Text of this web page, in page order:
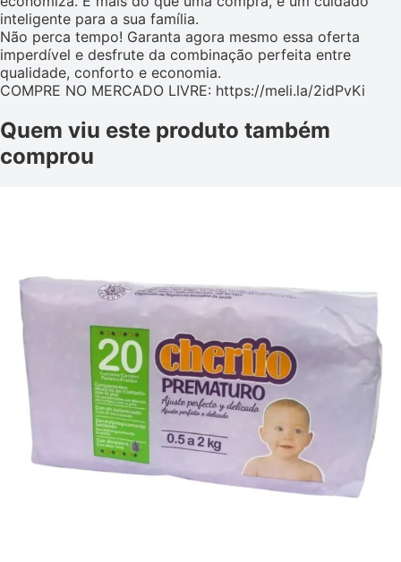
inteligente para a sua família.
Não perca tempo! Garanta agora mesmo essa oferta
imperdível e desfrute da combinação perfeita entre
qualidade, conforto e economia.
COMPRE NO MERCADO LIVRE: https://meli.la/2idPvKi
Quem viu este produto também
comprou